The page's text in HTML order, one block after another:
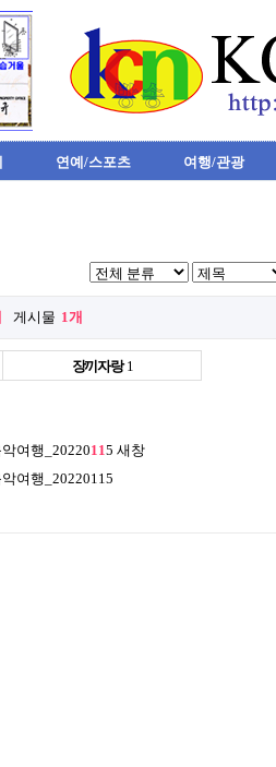
연예/스포츠 여행/관광
게시물 1개
장끼자랑 1
여행_20220115 새창
여행_20220115